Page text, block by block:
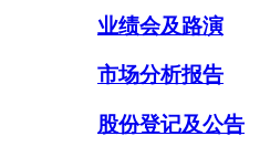
业绩会及路演
市场分析报告
股份登记及公告